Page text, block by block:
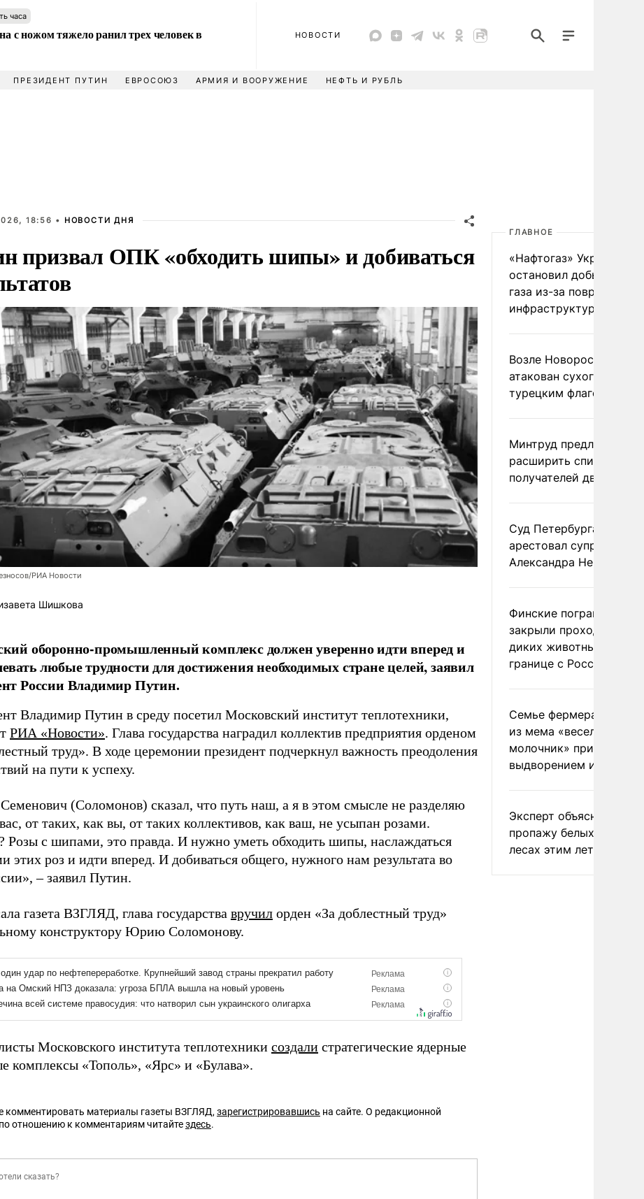
часа
с ножом тяжело ранил трех человек в
НОВОСТИ
ПРЕЗИДЕНТ ПУТИН ЕВРОСОЮЗ АРМИЯ И ВООРУЖЕНИЕ НЕФТЬ И РУБЛЬ
18:56 • НОВОСТИ ДНЯ
призвал ОПК «обходить шипы» и добиваться
РИА Новости
Шишкова
оборонно-промышленный комплекс должен уверенно идти вперед и
любые трудности для достижения необходимых стране целей, заявил
России Владимир Путин.
Владимир Путин в среду посетил Московский институт теплотехники,
РИА «Новости». Глава государства наградил коллектив предприятия орденом
труд». В ходе церемонии президент подчеркнул важность преодоления
на пути к успеху.
(Соломонов) сказал, что путь наш, а я в этом смысле не разделяю
от таких, как вы, от таких коллективов, как ваш, не усыпан розами.
Розы с шипами, это правда. И нужно уметь обходить шипы, наслаждаться
этих роз и идти вперед. И добиваться общего, нужного нам результата во
– заявил Путин.
газета ВЗГЛЯД, глава государства вручил орден «За доблестный труд»
конструктору Юрию Соломонову.
Московского института теплотехники создали стратегические ядерные
комплексы «Тополь», «Ярс» и «Булава».
комментировать материалы газеты ВЗГЛЯД,зарегистрировавшись на сайте. О редакционной
отношению к комментариям читайтездесь.
ГЛАВНОЕ
«Нафтогаз» Украины
остановил добычу
газа из-за повреждения
инфраструктуры
Возле Новороссийска
атакован сухогруз под
турецким флагом
Минтруд предложил
расширить список
получателей двух
Суд Петербурга заочно
арестовал супругу
Александра Невзорова
Финские пограничники
закрыли проходы для
диких животных на
границе с Россией
Семье фермера
из мема «веселый
молочник» пригрозили
выдворением из
Эксперт объяснил
пропажу белых грибов
лесах этим летом